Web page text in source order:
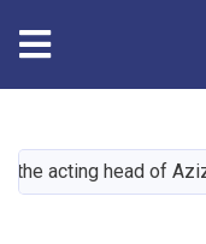
the acting head of